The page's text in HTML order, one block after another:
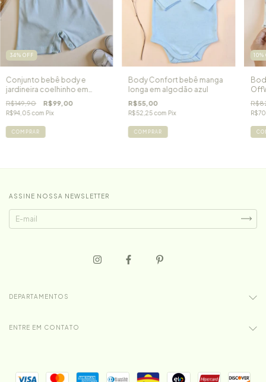
34% OFF
Conjunto bebê body e
jardineira coelhinho em
algodão egípcio | P e M
R$149,90 R$99,00
R$94,05com Pix
COMPRAR
Body Confort bebê manga
longa em algodão azul
R$55,00
R$52,25com Pix
COMPRAR
10%
ASSINE NOSSA NEWSLETTER
DEPARTAMENTOS
ENTRE EM CONTATO